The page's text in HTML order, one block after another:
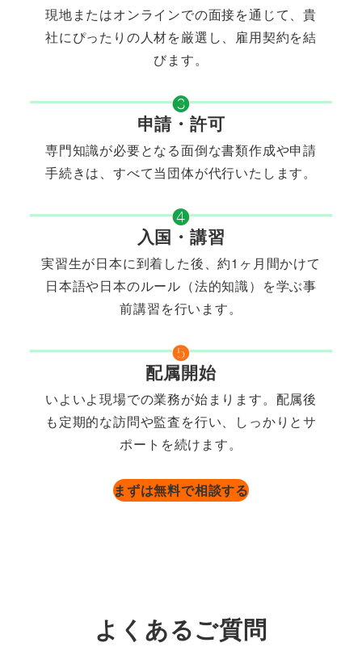
現地またはオンラインでの面接を通じて、貴
社にぴったりの人材を厳選し、雇用契約を結
びます。
❸
申請・許可
専門知識が必要となる面倒な書類作成や申請
手続きは、すべて当団体が代行いたします。
❹
入国・講習
実習生が日本に到着した後、約1ヶ月間かけて
日本語や日本のルール（法的知識）を学ぶ事
前講習を行います。
❺
配属開始
いよいよ現場での業務が始まります。配属後
も定期的な訪問や監査を行い、しっかりとサ
ポートを続けます。
まずは無料で相談する
よくあるご質問